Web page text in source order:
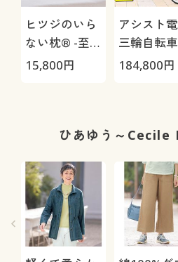
ヒツジのいら
ない枕® -至
極-
15,800円
アシスト
三輪自転車
184,800円
ひあゆう～Cecile